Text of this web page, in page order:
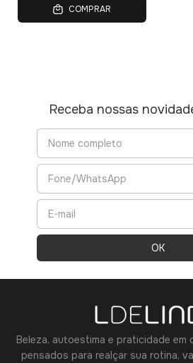
COMPRAR
Receba nossas
Beleza, autoestima e praticidade em
pensados para realçar sua rotina,